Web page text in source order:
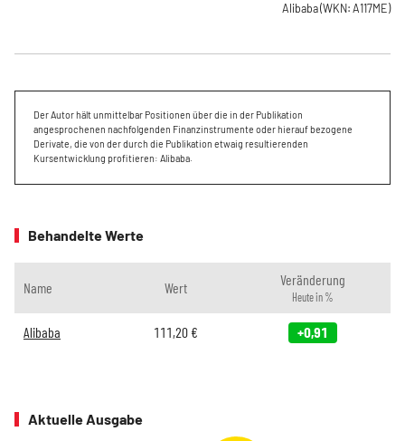
Alibaba(WKN: A117ME)
Der Autor hält unmittelbar Positionen über die in der Publikation
angesprochenen nachfolgenden Finanzinstrumente oder hierauf bezogene
Derivate, die von der durch die Publikation etwaig resultierenden
Kursentwicklung profitieren: Alibaba.
Behandelte Werte
Name Wert Veränderung
Heute in %
Alibaba 111,20 € +0,91
Aktuelle Ausgabe